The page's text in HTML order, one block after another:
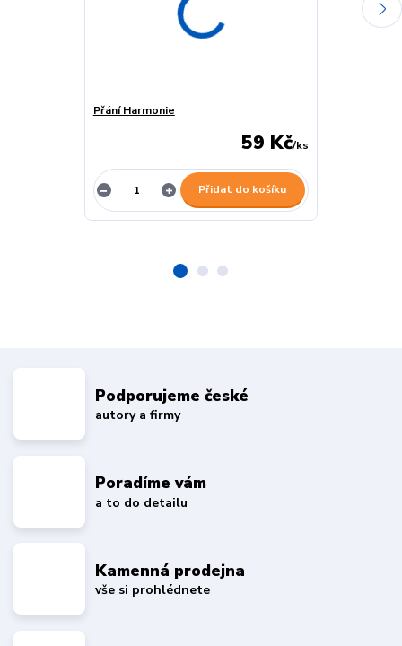
Přání Harmonie
59 Kč/ks
Přidat do košíku
Podporujeme české
autory a firmy
Poradíme vám
a to do detailu
Kamenná prodejna
vše si prohlédnete